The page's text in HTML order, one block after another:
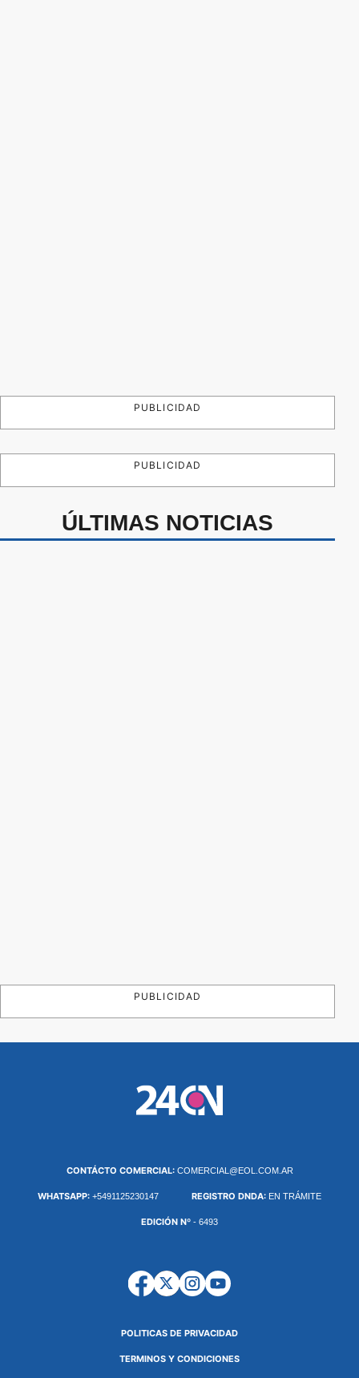
PUBLICIDAD
PUBLICIDAD
ÚLTIMAS NOTICIAS
PUBLICIDAD
CONTÁCTO COMERCIAL: COMERCIAL@EOL.COM.AR
WHATSAPP: +5491125230147 REGISTRO DNDA: EN TRÁMITE
EDICIÓN Nº - 6493
POLITICAS DE PRIVACIDAD
TERMINOS Y CONDICIONES